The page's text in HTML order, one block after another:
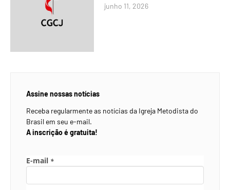
junho 11, 2026
Assine nossas notícias
Receba regularmente as notícias da Igreja Metodista do
Brasil em seu e-mail.
A inscrição é gratuita!